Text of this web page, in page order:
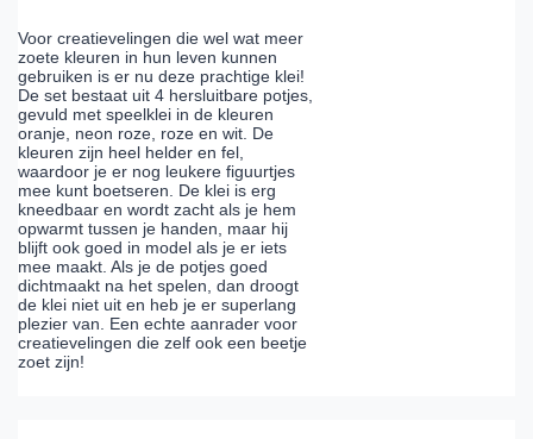
Voor creatievelingen die wel wat meer
zoete kleuren in hun leven kunnen
gebruiken is er nu deze prachtige klei!
De set bestaat uit 4 hersluitbare potjes,
gevuld met speelklei in de kleuren
oranje, neon roze, roze en wit. De
kleuren zijn heel helder en fel,
waardoor je er nog leukere figuurtjes
mee kunt boetseren. De klei is erg
kneedbaar en wordt zacht als je hem
opwarmt tussen je handen, maar hij
blijft ook goed in model als je er iets
mee maakt. Als je de potjes goed
dichtmaakt na het spelen, dan droogt
de klei niet uit en heb je er superlang
plezier van. Een echte aanrader voor
creatievelingen die zelf ook een beetje
zoet zijn!